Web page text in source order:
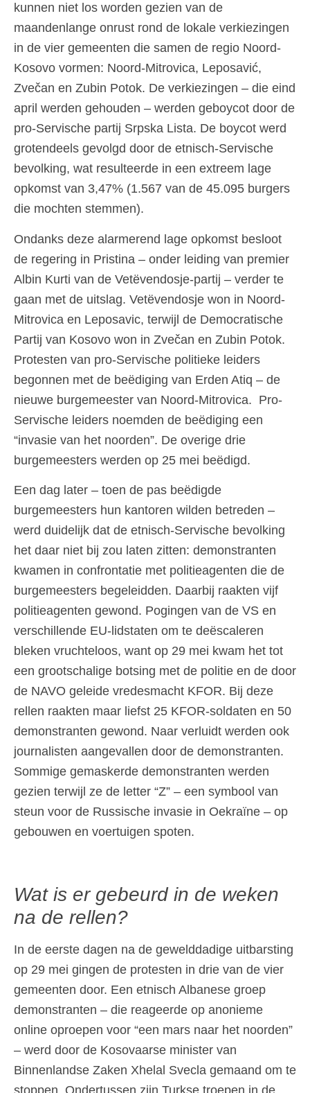
kunnen niet los worden gezien van de
maandenlange onrust rond de lokale verkiezingen
in de vier gemeenten die samen de regio Noord-
Kosovo vormen: Noord-Mitrovica, Leposavić,
Zvečan en Zubin Potok. De verkiezingen – die eind
april werden gehouden – werden geboycot door de
pro-Servische partij Srpska Lista. De boycot werd
grotendeels gevolgd door de etnisch-Servische
bevolking, wat resulteerde in een extreem lage
opkomst van 3,47% (1.567 van de 45.095 burgers
die mochten stemmen).
Ondanks deze alarmerend lage opkomst besloot
de regering in Pristina – onder leiding van premier
Albin Kurti van de Vetëvendosje-partij – verder te
gaan met de uitslag. Vetëvendosje won in Noord-
Mitrovica en Leposavic, terwijl de Democratische
Partij van Kosovo won in Zvečan en Zubin Potok.
Protesten van pro-Servische politieke leiders
begonnen met de beëdiging van Erden Atiq – de
nieuwe burgemeester van Noord-Mitrovica. Pro-
Servische leiders noemden de beëdiging een
“invasie van het noorden”. De overige drie
burgemeesters werden op 25 mei beëdigd.
Een dag later – toen de pas beëdigde
burgemeesters hun kantoren wilden betreden –
werd duidelijk dat de etnisch-Servische bevolking
het daar niet bij zou laten zitten: demonstranten
kwamen in confrontatie met politieagenten die de
burgemeesters begeleidden. Daarbij raakten vijf
politieagenten gewond. Pogingen van de VS en
verschillende EU-lidstaten om te deëscaleren
bleken vruchteloos, want op 29 mei kwam het tot
een grootschalige botsing met de politie en de door
de NAVO geleide vredesmacht KFOR. Bij deze
rellen raakten maar liefst 25 KFOR-soldaten en 50
demonstranten gewond. Naar verluidt werden ook
journalisten aangevallen door de demonstranten.
Sommige gemaskerde demonstranten werden
gezien terwijl ze de letter “Z” – een symbool van
steun voor de Russische invasie in Oekraïne – op
gebouwen en voertuigen spoten.
Wat is er gebeurd in de weken
na de rellen?
In de eerste dagen na de gewelddadige uitbarsting
op 29 mei gingen de protesten in drie van de vier
gemeenten door. Een etnisch Albanese groep
demonstranten – die reageerde op anonieme
online oproepen voor “een mars naar het noorden”
– werd door de Kosovaarse minister van
Binnenlandse Zaken Xhelal Svecla gemaand om te